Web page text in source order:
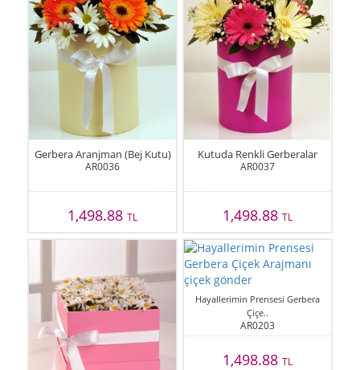
Gerbera Aranjman (Bej Kutu)
AR0036
1,498.88TL
Kutuda Renkli Gerberalar
AR0037
1,498.88 TL
Hayallerimin Prensesi Gerbera
Çiçe..
AR0203
1,498.88 TL